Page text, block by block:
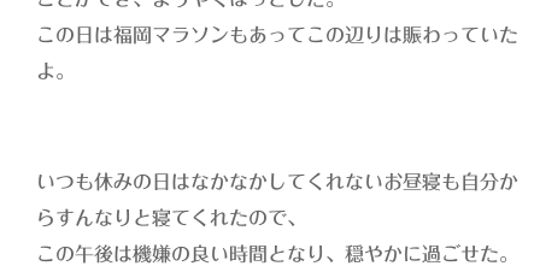
この日は福岡マラソンもあってこの辺りは賑わっていた
よ。
いつも休みの日はなかなかしてくれないお昼寝も自分か
らすんなりと寝てくれたので、
この午後は機嫌の良い時間となり、穏やかに過ごせた。